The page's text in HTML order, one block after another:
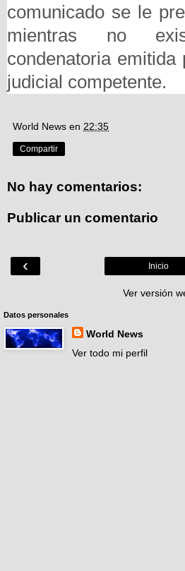
comunicado se le
mientras no
condenatoria emitida
judicial competente.
World News en 22:35
Compartir
No hay comentarios:
Publicar un comentario
‹ Inicio
Ver versión
Datos personales
World News
Ver todo mi perfil